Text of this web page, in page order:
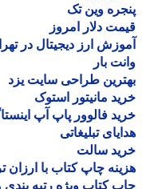
وین تک
دلار امروز
ارز دیجیتال در تهران
بار
طراحی سایت یزد
مانیتور استوک
فالوور پاپ آپ
تبلیغاتی
سالت
چاپ کتاب با ارزان
کتاب ویژه رتبه بندی